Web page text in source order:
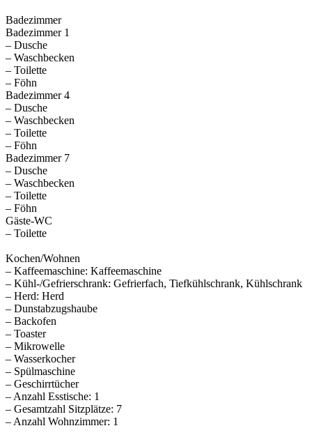
Badezimmer
Badezimmer 1
– Dusche
– Waschbecken
– Toilette
– Föhn
Badezimmer 4
– Dusche
– Waschbecken
– Toilette
– Föhn
Badezimmer 7
– Dusche
– Waschbecken
– Toilette
– Föhn
Gäste-WC
– Toilette
Kochen/Wohnen
– Kaffeemaschine: Kaffeemaschine
– Kühl-/Gefrierschrank: Gefrierfach, Tiefkühlschrank, Kühlschrank
– Herd: Herd
– Dunstabzugshaube
– Backofen
– Toaster
– Mikrowelle
– Wasserkocher
– Spülmaschine
– Geschirrtücher
– Anzahl Esstische: 1
– Gesamtzahl Sitzplätze: 7
– Anzahl Wohnzimmer: 1